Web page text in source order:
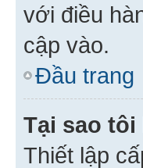
với điều
cập vào.
Đầu trang
Tại sao
Thiết lập